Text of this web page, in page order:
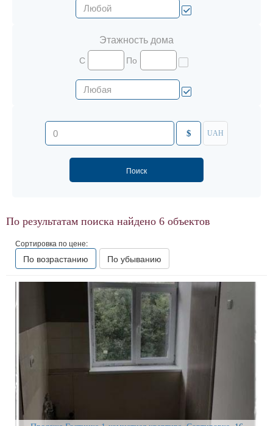
Этажность дома
С По
$ UAH
По результатам поиска найдено 6 объектов
Сортировка по цене:
По возрастанию По убыванию